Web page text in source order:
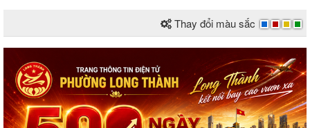
Thay đổi màu sắc